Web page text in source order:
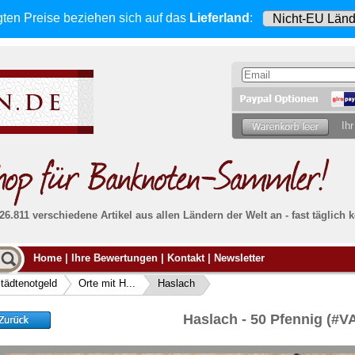
Preise beziehen sich auf das Lieferland :
verschiedene Artikel aus allen Ländern der Welt an - fast täglich
Alle Lieferungen, auch ins Ausland, werden
von uns voll versichert. Sie habenkein Risiko
falls die Sendung verloren geht oder beschädigt
wird.
sowohl in puncto
Senden
Ihrer
Weitere
Home Ihre Bewertungen Kontakt Newsletter
Orte mit H... Haslach
Haslach - 50 Pfennig